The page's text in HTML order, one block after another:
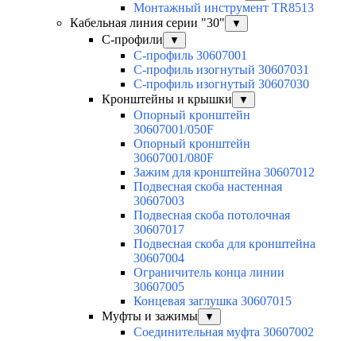
Монтажный инструмент TR8513
Кабельная линия серии "30"
▼
С-профили ▼
С-профиль 30607001
С-профиль изогнутый 30607031
С-профиль изогнутый 30607030
Кронштейны и крышки
▼
Опорный кронштейн
30607001/050F
Опорный кронштейн
30607001/080F
Зажим для кронштейна 30607012
Подвесная скоба настенная
30607003
Подвесная скоба потолочная
30607017
Подвесная скоба для кронштейна
30607004
Ограничитель конца линии
30607005
Концевая заглушка 30607015
Муфты и зажимы
▼
Соединительная муфта 30607002